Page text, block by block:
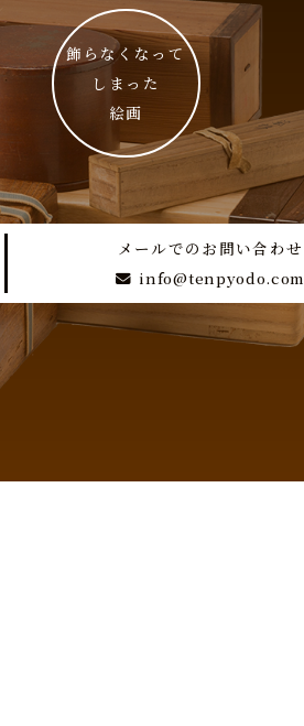
飾らなくなって
しまった
絵画
メールでのお問い合わせ
info@tenpyodo.com